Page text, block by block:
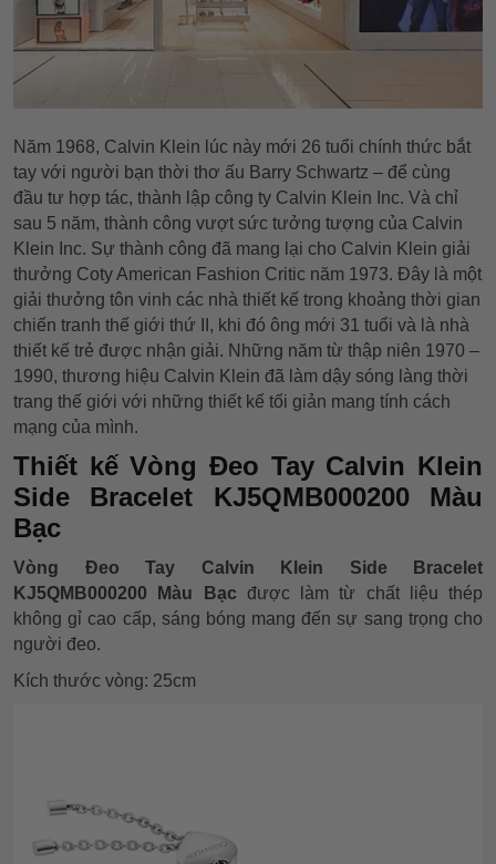
Năm 1968, Calvin Klein lúc này mới 26 tuổi chính thức bắt
tay với người bạn thời thơ ấu Barry Schwartz – để cùng
đầu tư hợp tác, thành lập công ty Calvin Klein Inc. Và chỉ
sau 5 năm, thành công vượt sức tưởng tượng của Calvin
Klein Inc. Sự thành công đã mang lại cho Calvin Klein giải
thưởng Coty American Fashion Critic năm 1973. Đây là một
giải thưởng tôn vinh các nhà thiết kế trong khoảng thời gian
chiến tranh thế giới thứ II, khi đó ông mới 31 tuổi và là nhà
thiết kế trẻ được nhận giải. Những năm từ thập niên 1970 –
1990, thương hiệu Calvin Klein đã làm dậy sóng làng thời
trang thế giới với những thiết kế tối giản mang tính cách
mạng của mình.
Thiết kế Vòng Đeo Tay Calvin Klein
Side Bracelet KJ5QMB000200 Màu
Bạc
Vòng Đeo Tay Calvin Klein Side Bracelet
KJ5QMB000200 Màu Bạc được làm từ chất liệu thép
không gỉ cao cấp, sáng bóng mang đến sự sang trọng cho
người đeo.
Kích thước vòng: 25cm